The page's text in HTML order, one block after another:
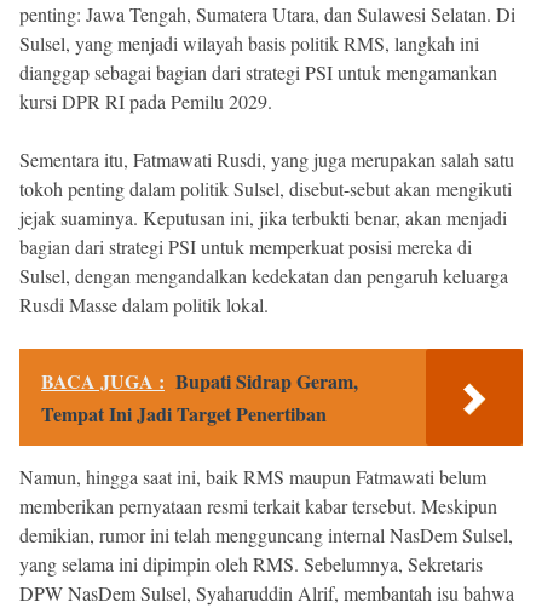
penting: Jawa Tengah, Sumatera Utara, dan Sulawesi Selatan. Di
Sulsel, yang menjadi wilayah basis politik RMS, langkah ini
dianggap sebagai bagian dari strategi PSI untuk mengamankan
kursi DPR RI pada Pemilu 2029.
Sementara itu, Fatmawati Rusdi, yang juga merupakan salah satu
tokoh penting dalam politik Sulsel, disebut-sebut akan mengikuti
jejak suaminya. Keputusan ini, jika terbukti benar, akan menjadi
bagian dari strategi PSI untuk memperkuat posisi mereka di
Sulsel, dengan mengandalkan kedekatan dan pengaruh keluarga
Rusdi Masse dalam politik lokal.
BACA JUGA : Bupati Sidrap Geram,
Tempat Ini Jadi Target Penertiban
Namun, hingga saat ini, baik RMS maupun Fatmawati belum
memberikan pernyataan resmi terkait kabar tersebut. Meskipun
demikian, rumor ini telah mengguncang internal NasDem Sulsel,
yang selama ini dipimpin oleh RMS. Sebelumnya, Sekretaris
DPW NasDem Sulsel, Syaharuddin Alrif, membantah isu bahwa